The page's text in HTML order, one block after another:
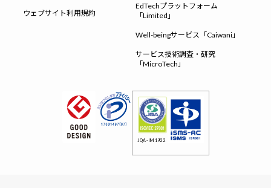
ウェブサイト利用規約
EdTechプラットフォーム
「Limited」
Well-beingサービス「Caiwani」
サービス技術調査・研究
「MicroTech」
JQA-IM1922